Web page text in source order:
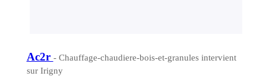
Ac2r - Chauffage-chaudiere-bois-et-granules intervient
sur Irigny